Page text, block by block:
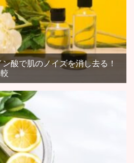
酸で肌のノイズを消し去る！